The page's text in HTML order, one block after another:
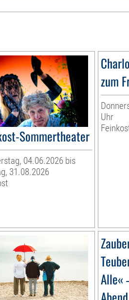
Sommertheater
04.06.2026 bis
31.08.2026
zum
Uhr
Alle«